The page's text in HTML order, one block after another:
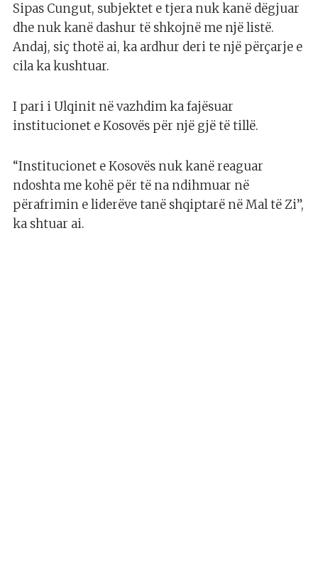
Sipas Cungut, subjektet e tjera nuk kanë dëgjuar
dhe nuk kanë dashur të shkojnë me një listë.
Andaj, siç thotë ai, ka ardhur deri te një përçarje e
cila ka kushtuar.
I pari i Ulqinit në vazhdim ka fajësuar
institucionet e Kosovës për një gjë të tillë.
“Institucionet e Kosovës nuk kanë reaguar
ndoshta me kohë për të na ndihmuar në
përafrimin e liderëve tanë shqiptarë në Mal të Zi”,
ka shtuar ai.